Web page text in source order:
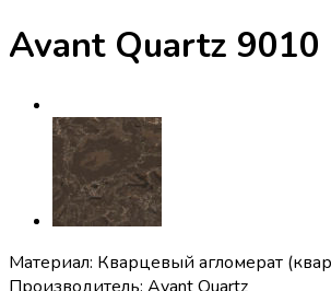
Avant Quartz 9010
Материал: Кварцевый агломерат